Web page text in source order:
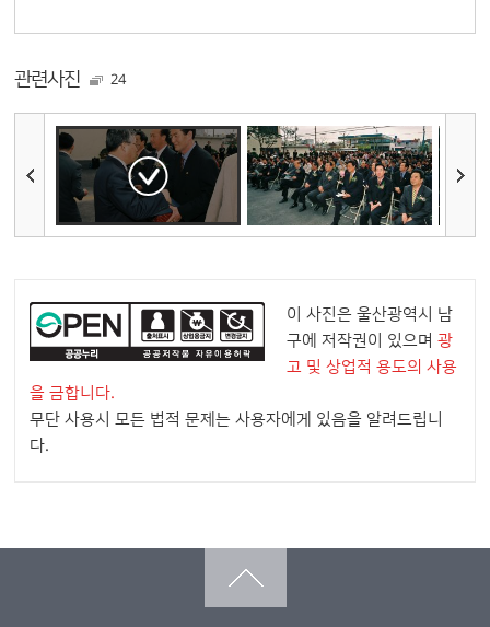
관련사진 24
이 사진은 울산광역시 남
구에 저작권이 있으며 광
고 및 상업적 용도의 사용
을 금합니다.
무단 사용시 모든 법적 문제는 사용자에게 있음을 알려드립니
다.